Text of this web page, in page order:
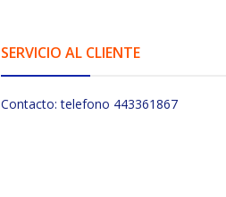
SERVICIO AL CLIENTE
Contacto: telefono 443361867